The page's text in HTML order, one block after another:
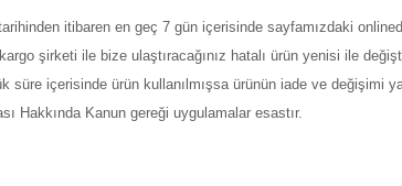
itibaren en geç 7 gün içerisinde sayfamızdaki online
şirketi ile bize ulaştıracağınız hatalı ürün yenisi ile
içerisinde ürün kullanılmışsa ürünün iade ve değişimi
Hakkında Kanun gereği uygulamalar esastır.